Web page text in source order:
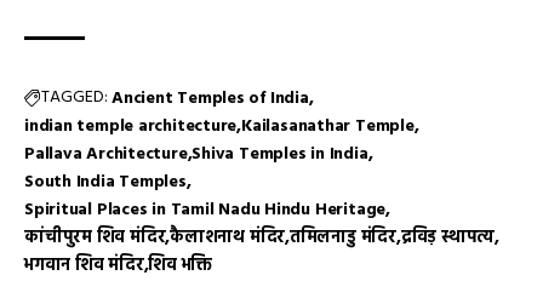
TAGGED:Ancient Temples of India
indian temple architecture Kailasanathar Temple
Pallava ArchitectureShiva Temples in India
South India Temples
Spiritual Places in Tamil Nadu Hindu Heritage
कांचीपुरम शिव मंदिरकैलाशनाथ मंदिरतमिलनाडु मंदिरद्रविड़ स्थापत्य
भगवान शिव मंदिरशिव भक्ति